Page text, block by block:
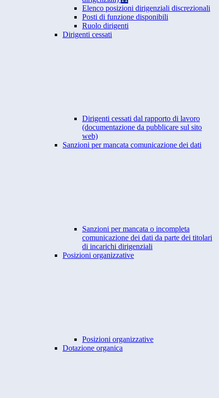
Elenco posizioni dirigenziali discrezionali
Posti di funzione disponibili
Ruolo dirigenti
Dirigenti cessati
Dirigenti cessati dal rapporto di lavoro
(documentazione da pubblicare sul sito
web)
Sanzioni per mancata comunicazione dei dati
Sanzioni per mancata o incompleta
comunicazione dei dati da parte dei titolari
di incarichi dirigenziali
Posizioni organizzative
Posizioni organizzative
Dotazione organica